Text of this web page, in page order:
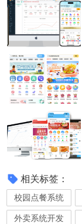
相关标签：
校园点餐系统
外卖系统开发